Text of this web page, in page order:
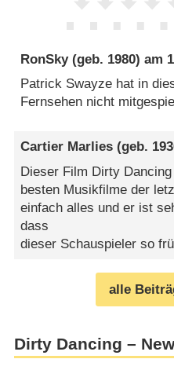
RonSky(geb. 1980) am
Patrick Swayze hat in
Fernsehen nicht
Cartier Marlies (geb.
Dieser Film Dirty
besten Musikfilme der
einfach alles und er ist
dass
dieser Schauspieler so
alle
Dirty Dancing –